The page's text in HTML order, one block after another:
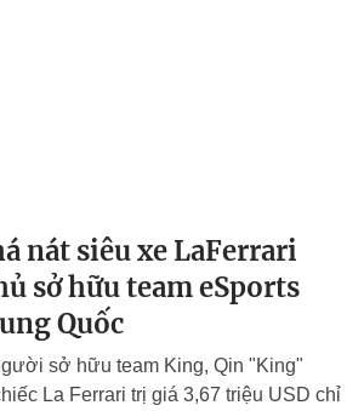
nát siêu xe LaFerrari
sở hữu team eSports
Quốc
sở hữu team King, Qin "King"
La Ferrari trị giá 3,67 triệu USD chỉ